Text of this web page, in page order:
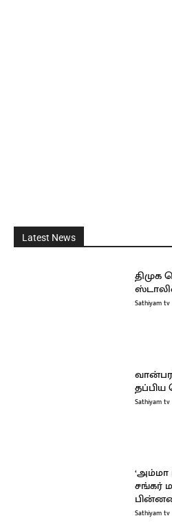
Latest News
திமுக
Sathiyam tv
தப்பிய
Sathiyam tv
‘அம்மா
சங்கர்
Sathiyam tv